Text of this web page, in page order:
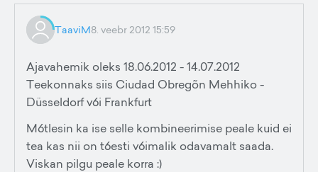
TaaviM8. veebr 2012 15:59
Ajavahemik oleks 18.06.2012 - 14.07.2012
Teekonnaks siis Ciudad Obregõn Mehhiko -
Düsseldorf v6i Frankfurt
M6tlesin ka ise selle kombineerimise peale kuid ei
tea kas nii on t6esti v6imalik odavamalt saada.
Viskan pilgu peale korra :)